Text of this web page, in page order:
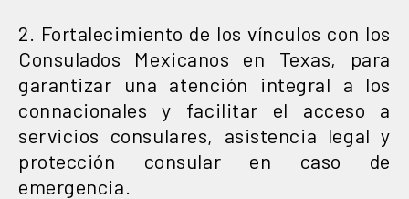
2. Fortalecimiento de los vínculos con los
Consulados Mexicanos en Texas, para
garantizar una atención integral a los
connacionales y facilitar el acceso a
servicios consulares, asistencia legal y
protección consular en caso de
emergencia.